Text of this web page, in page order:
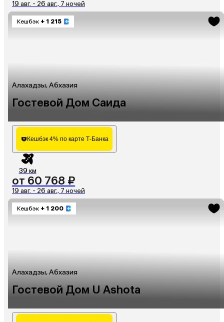
19 авг. - 26 авг., 7 ночей
Кешбэк + 1 215
Алахадзы, Абхазия
Гостевой Дом Саида
Кешбэк 4% по карте Т-Банка
39 км
от 60 768 ₽
19 авг. - 26 авг., 7 ночей
Кешбэк + 1 200
Алахадзы, Абхазия
Гостевой Дом U Ashota